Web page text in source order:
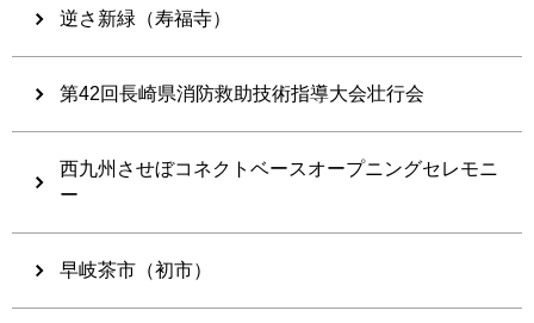
逆さ新緑（寿福寺）
第42回長崎県消防救助技術指導大会壮行会
西九州させぼコネクトベースオープニングセレモニ
ー
早岐茶市（初市）